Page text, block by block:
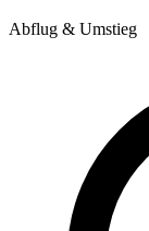
Abflug & Umstieg